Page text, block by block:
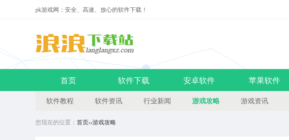
pk游戏网：安全、高速、放心的软件下载！
首页 软件下载 安卓软件 苹果软件
软件教程 软件资讯 行业新闻 游戏攻略 游戏资讯
您现在的位置： 首页››游戏攻略